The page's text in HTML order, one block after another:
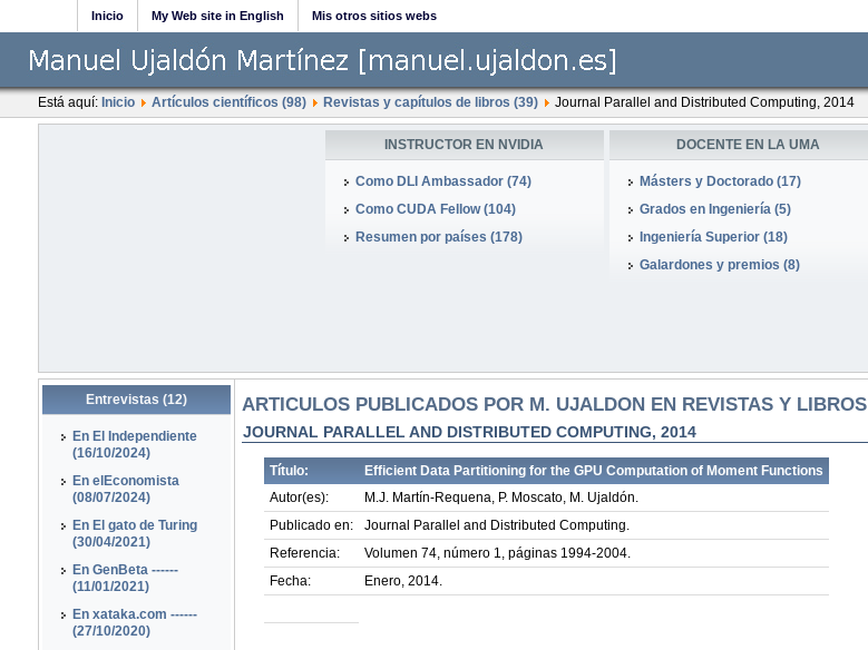
Inicio My Web site in English Mis otros sitios webs
Está aquí: Inicio Artículos científicos (98) Revistas y capítulos de libros (39) Journal Parallel and Distributed Computing, 2014
INSTRUCTOR EN NVIDIA
Como DLI Ambassador (74)
Como CUDA Fellow (104)
Resumen por países (178)
DOCENTE EN LA UMA
Másters y Doctorado (17)
Grados en Ingeniería (5)
Ingeniería Superior (18)
Galardones y premios (8)
Entrevistas (12)
En El Independiente
(16/10/2024)
En elEconomista
(08/07/2024)
En El gato de Turing
(30/04/2021)
En GenBeta ------
(11/01/2021)
En xataka.com ------
(27/10/2020)
ARTICULOS PUBLICADOS POR M. UJALDON EN REVISTAS Y LIBROS
JOURNAL PARALLEL AND DISTRIBUTED COMPUTING, 2014
Título:
Efficient Data Partitioning for the GPU Computation of Moment Functions
Autor(es):
M.J. Martín-Requena, P. Moscato, M. Ujaldón.
Publicado en:
Journal Parallel and Distributed Computing.
Referencia:
Volumen 74, número 1, páginas 1994-2004.
Fecha:
Enero, 2014.